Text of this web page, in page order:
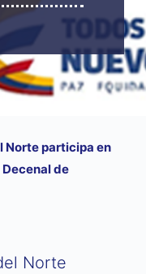
Norte participa en
de
Norte